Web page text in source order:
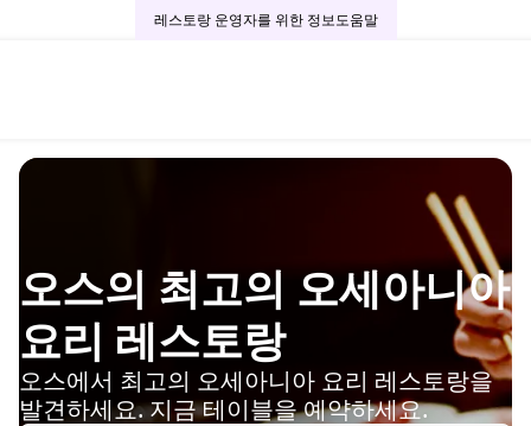
레스토랑 운영자를 위한 정보도움말
오스의 최고의 오세아니아
요리 레스토랑
오스에서 최고의 오세아니아 요리 레스토랑을
발견하세요. 지금 테이블을 예약하세요.